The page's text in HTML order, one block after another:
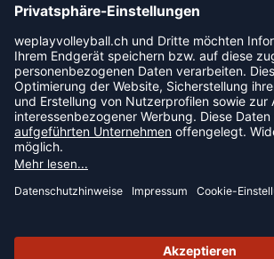
WEPLAYVOLLEYBALL-NEWSLETTER
JETZT ANMELDEN
FOLLOW US